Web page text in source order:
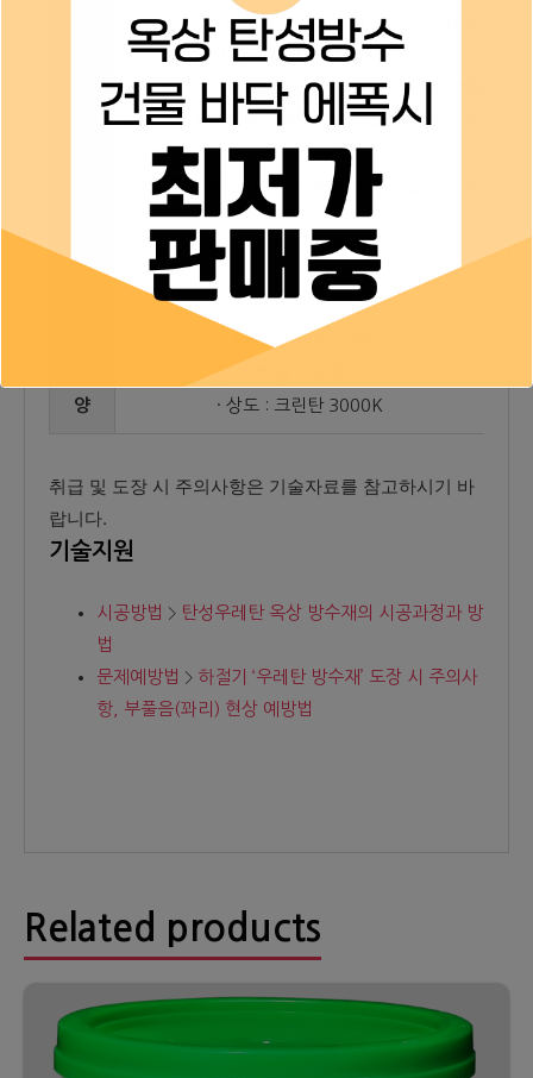
· 붓이나 롤러를 이용하여 시공시 하도가 소지에
고이지 않도록 얇게 시공하십시오
· 하도는 소지에 충분히 침투시켜야 하며 소지면에
과도막이 형성되면 부착불량이 발생할 수 있습니
다.
· 소요량은 소지상태에 따라 달라질 수 있습니다.
양
· 하도 : 크린탄 1000
· 중도 : 탄성 우레탄계 도료
· 상도 : 크린탄 3000K
취급 및 도장 시 주의사항은 기술자료를 참고하시기 바
랍니다.
기술지원
시공방법
탄성우레탄 옥상 방수재의 시공과정과 방
법
문제예방법
하절기 ‘우레탄 방수재’ 도장 시 주의사
항, 부풀음(꽈리) 현상 예방법
Related products